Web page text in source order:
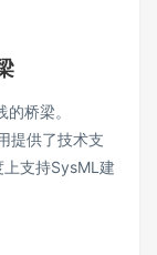
桥梁。
提供了技术支
支持SysML建